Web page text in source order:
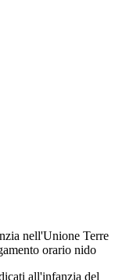
nell'Unione Terre
orario nido
all'infanzia del